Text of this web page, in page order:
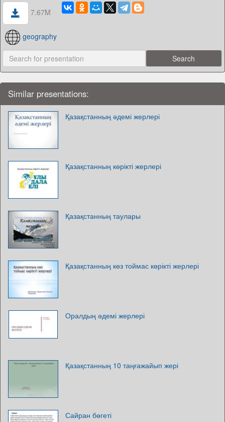
7.67M
geography
Similar presentations:
Қазақстанның әдемі жерлері
Қазақстанның көрікті жерлері
Қазақстанның таулары
Қазақстанның көз тоймас көрікті жерлері
Оралдың әдемі жерлері
Қазақстанның 10 таңғажайып жері
Сайран бөгеті